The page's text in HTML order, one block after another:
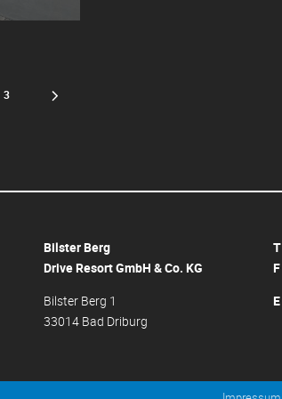
3
Bilster Berg
Drive Resort GmbH & Co. KG
Bilster Berg 1
33014 Bad Driburg
T
F
E